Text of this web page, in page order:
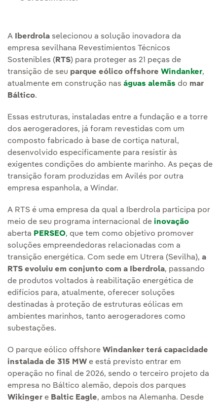
A Iberdrola selecionou a solução inovadora da
empresa sevilhana Revestimientos Técnicos
Sostenibles ( RTS) para proteger as 21 peças de
transição de seu parque eólico offshore Windanker,
atualmente em construção nas águas alemãs do mar
Báltico.
Essas estruturas, instaladas entre a fundação e a torre
dos aerogeradores, já foram revestidas com um
composto fabricado à base de cortiça natural,
desenvolvido especificamente para resistir às
exigentes condições do ambiente marinho. As peças de
transição foram produzidas em Avilés por outra
empresa espanhola, a Windar.
A RTS é uma empresa da qual a Iberdrola participa por
meio de seu programa internacional de inovação
aberta PERSEO, que tem como objetivo promover
soluções empreendedoras relacionadas com a
transição energética. Com sede em Utrera (Sevilha), a
RTS evoluiu em conjunto com a Iberdrola, passando
de produtos voltados à reabilitação energética de
edifícios para, atualmente, oferecer soluções
destinadas à proteção de estruturas eólicas em
ambientes marinhos, tanto aerogeradores como
subestações.
O parque eólico offshore Windanker terá capacidade
instalada de 315 MW e está previsto entrar em
operação no final de 2026, sendo o terceiro projeto da
empresa no Báltico alemão, depois dos parques
Wikinger e Baltic Eagle, ambos na Alemanha. Desde